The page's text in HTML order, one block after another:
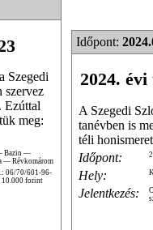
Szegedi
szervez
Ezúttal
meg:
Bazin —
— Révkomárom
06/70/601-96-
10.000 forint
Időpont:
2024.
A Szegedi
tanévben is
téli
Időpont:
Hely:
Jelentkezés: